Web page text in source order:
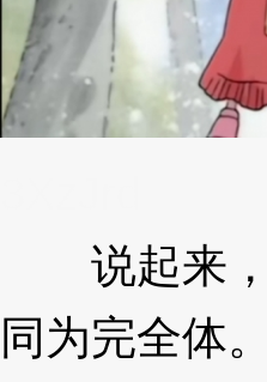
说起来，
同为完全体